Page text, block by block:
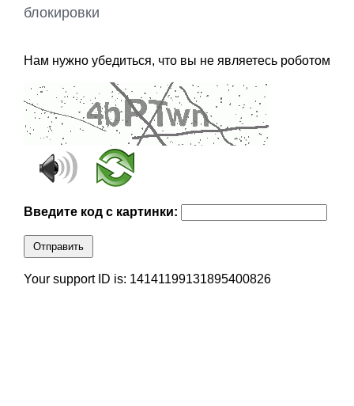
блокировки
Нам нужно убедиться, что вы не являетесь роботом
Введите код с картинки:
Отправить
Your support ID is: 14141199131895400826